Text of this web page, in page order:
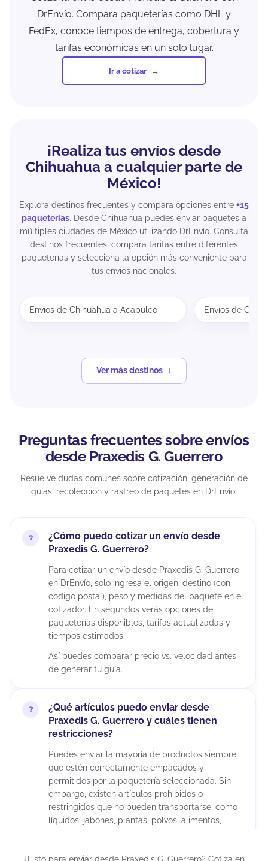
DrEnvío. Compara paqueterías como DHL y
FedEx, conoce tiempos de entrega, cobertura y
tarifas económicas en un solo lugar.
Ir a cotizar
¡Realiza tus envíos desde
Chihuahua a cualquier parte de
México!
Explora destinos frecuentes y compara opciones entre +15
paqueterías. Desde Chihuahua puedes enviar paquetes a
múltiples ciudades de México utilizando DrEnvío. Consulta
destinos frecuentes, compara tarifas entre diferentes
paqueterías y selecciona la opción más conveniente para
tus envíos nacionales.
Envíos de Chihuahua a Acapulco Envíos de
Ver más destinos
Preguntas frecuentes sobre envíos
desde Praxedis G. Guerrero
Resuelve dudas comunes sobre cotización, generación de
guías, recolección y rastreo de paquetes en DrEnvío.
¿Cómo puedo cotizar un envío desde
Praxedis G. Guerrero?
Para cotizar un envío desde Praxedis G. Guerrero
en DrEnvío, solo ingresa el origen, destino (con
código postal), peso y medidas del paquete en el
cotizador. En segundos verás opciones de
paqueterías disponibles, tarifas actualizadas y
tiempos estimados.
Así puedes comparar precio vs. velocidad antes
de generar tu guía.
¿Qué artículos puedo enviar desde
Praxedis G. Guerrero y cuáles tienen
restricciones?
Puedes enviar la mayoría de productos siempre
que estén correctamente empacados y
permitidos por la paquetería seleccionada. Sin
embargo, existen artículos prohibidos o
restringidos que no pueden transportarse, como
líquidos, jabones, plantas, polvos, alimentos,